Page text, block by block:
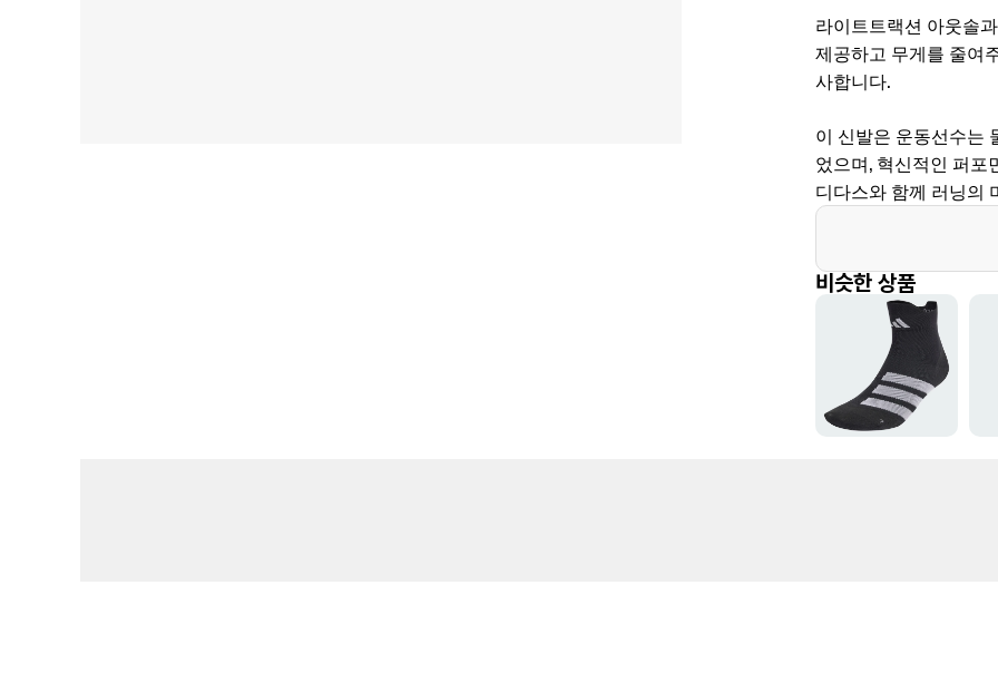
라이트트랙션 아웃솔
제공하고 무게를 줄여
사합니다.
이 신발은 운동선수는
었으며, 혁신적인 퍼포
디다스와 함께 러닝의
비슷한 상품